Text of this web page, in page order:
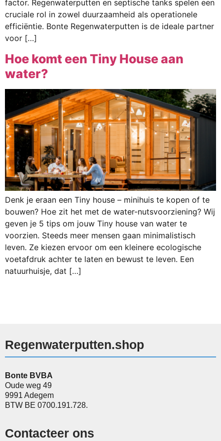
factor. Regenwaterputten en septische tanks spelen een
cruciale rol in zowel duurzaamheid als operationele
efficiëntie. Bonte Regenwaterputten is de ideale partner
voor […]
Hoe komt een Tiny House aan
water?
Denk je eraan een Tiny house – minihuis te kopen of te
bouwen? Hoe zit het met de water-nutsvoorziening? Wij
geven je 5 tips om jouw Tiny house van water te
voorzien. Steeds meer mensen gaan minimalistisch
leven. Ze kiezen ervoor om een kleinere ecologische
voetafdruk achter te laten en bewust te leven. Een
natuurhuisje, dat […]
Regenwaterputten.shop
Bonte BVBA
Oude weg 49
9991 Adegem
BTW BE 0700.191.728.
Contacteer ons